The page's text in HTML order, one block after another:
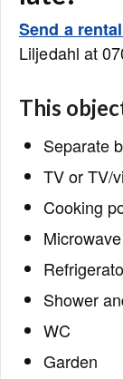
Send a
Liljedahl at
This
Separate
TV or TV/
Cooking
Shower
WC
Garden